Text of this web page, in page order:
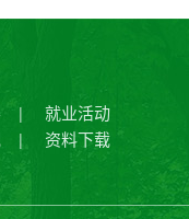
| 就业活动
| 资料下载